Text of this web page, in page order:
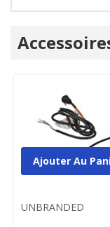
UNBRANDED
Ajouter Au